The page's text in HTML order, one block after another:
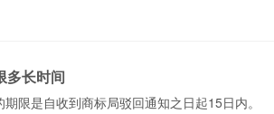
多长时间
限是自收到商标局驳回通知之日起15日内